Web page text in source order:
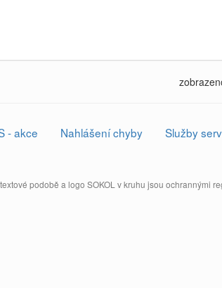
- akce Nahlášení chyby
Služby
podobě a logo SOKOL v kruhu jsou ochrannými